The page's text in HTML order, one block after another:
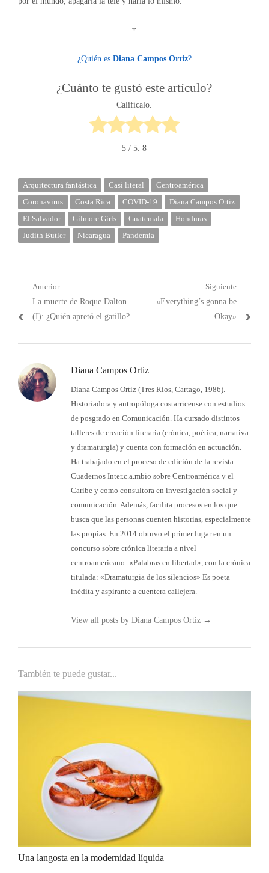
†
¿Quién es Diana Campos Ortiz?
¿Cuánto te gustó este artículo?
Califícalo.
5 / 5.8
Arquitectura fantástica Casi literal
Centroamérica
Coronavirus
Costa Rica COVID-19
Diana Campos Ortiz
El Salvador
Gilmore Girls Guatemala
Honduras
Judith Butler
Nicaragua Pandemia
Navegación
de
Anterior
Post
anterior:
La muerte de Roque Dalton
(I): ¿Quién apretó el gatillo?
Siguiente
Próximo
«Everything’s gonna be
Okay»
Diana Campos Ortiz
Diana Campos Ortiz (Tres Ríos, Cartago, 1986).
Historiadora y antropóloga costarricense con estudios
de posgrado en Comunicación. Ha cursado distintos
talleres de creación literaria (crónica, poética, narrativa
y dramaturgia) y cuenta con formación en actuación.
Ha trabajado en el proceso de edición de la revista
Cuadernos Inter.c.a.mbio sobre Centroamérica y el
Caribe y como consultora en investigación social y
comunicación. Además, facilita procesos en los que
busca que las personas cuenten historias, especialmente
las propias. En 2014 obtuvo el primer lugar en un
concurso sobre crónica literaria a nivel
centroamericano: «Palabras en libertad», con la crónica
titulada: «Dramaturgia de los silencios» Es poeta
inédita y aspirante a cuentera callejera.
View all posts by Diana Campos Ortiz →
También te puede gustar...
Una langosta en la modernidad líquida